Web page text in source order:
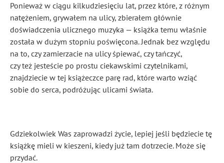
Ponieważ w ciągu kilkudziesięciu lat, przez które, z różnym
natężeniem, grywałem na ulicy, zbierałem głównie
doświadczenia ulicznego muzyka — książka temu właśnie
została w dużym stopniu poświęcona. Jednak bez względu
na to, czy zamierzacie na ulicy śpiewać, czy tańczyć,
czy też jesteście po prostu ciekawskimi czytelnikami,
znajdziecie w tej książeczce parę rad, które warto wziąć
sobie do serca, podróżując ulicami świata.
Gdziekolwiek Was zaprowadzi życie, lepiej jeśli będziecie tę
książkę mieli w kieszeni, kiedy już tam dotrzecie. Może się
przydać.